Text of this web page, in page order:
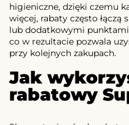
higieniczne, dzięki czemu
więcej, rabaty często łączą
lub dodatkowymi
co w rezultacie pozwala
przy kolejnych zakupach.
Jak
rabatowy